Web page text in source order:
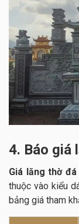
4. Báo giá
Giá lăng thờ đá
thuộc vào kiểu
bảng giá tham